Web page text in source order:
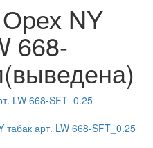
NY
668-